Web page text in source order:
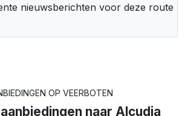
nieuwsberichten voor deze route
OP VEERBOTEN
naar Alcudia